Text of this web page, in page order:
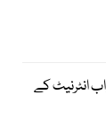
انٹرنیٹ کے